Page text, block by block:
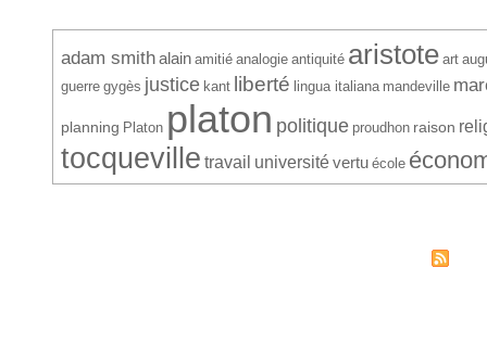
adam smith alain amitié analogie antiquité aristote art
guerre gygès justice kant liberté lingua italiana mandeville
planning Platon platon politique proudhon raison
tocqueville travail université vertu école